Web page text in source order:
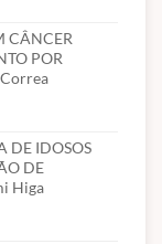
CÂNCER
POR
DE IDOSOS
DE
Higa